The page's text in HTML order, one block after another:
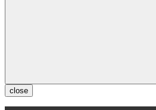
close